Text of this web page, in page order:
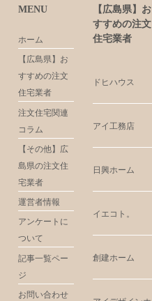
MENU
ホーム
【広島県】お
すすめの注文
住宅業者
注文住宅関連
コラム
【その他】広
島県の注文住
宅業者
運営者情報
アンケートに
ついて
記事一覧ペー
ジ
お問い合わせ
【広島県】お
すすめの注文
住宅業者
ドヒハウス
アイ工務店
日興ホーム
イエコト。
創建ホーム